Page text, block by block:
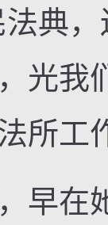
典，
光我
所工
在